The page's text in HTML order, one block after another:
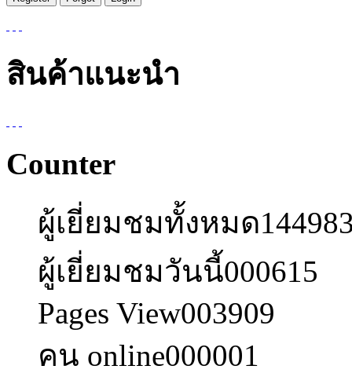
สินค้าแนะนำ
Counter
ผู้เยี่ยมชมทั้งหมด
ผู้เยี่ยมชมวันนี้000615
Pages View003909
คน online000001